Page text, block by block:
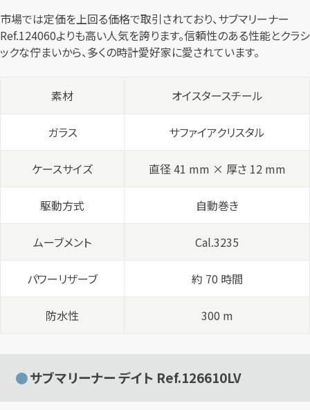
市場では定価を上回る価格で取引されており、サブマリーナー
Ref.124060よりも高い人気を誇ります。信頼性のある性能とクラシ
ックな佇まいから、多くの時計愛好家に愛されています。
素材 オイスタースチール
ガラス サファイアクリスタル
ケースサイズ 直径 41 mm × 厚さ 12 mm
駆動方式 自動巻き
ムーブメント Cal.3235
パワーリザーブ 約 70 時間
防水性 300 m
サブマリーナー デイト Ref.126610LV